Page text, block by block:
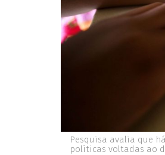
Pesquisa avalia que
políticas voltadas ao